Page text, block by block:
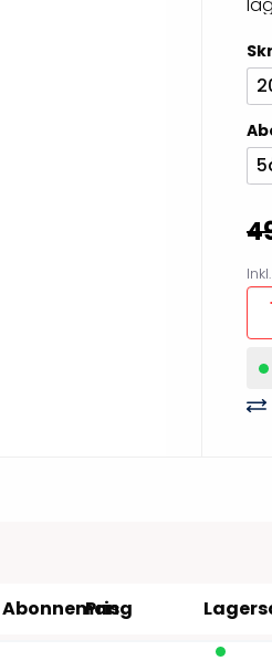
Abonnemang
Pris